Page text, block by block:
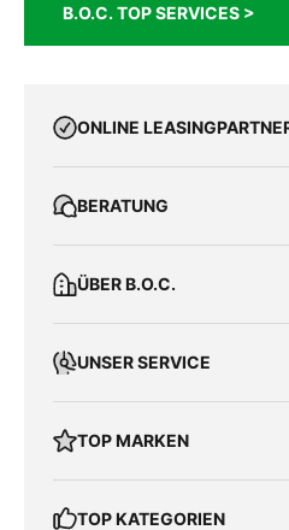
B.O.C. TOP SERVICES >
ONLINE
BERATUNG
ÜBER B.O.C.
UNSER SERVICE
TOP MARKEN
TOP KATEGORIEN